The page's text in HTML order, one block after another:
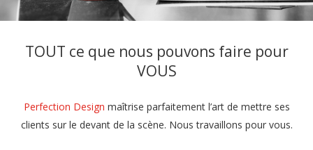
TOUT ce que nous pouvons faire pour
VOUS
Perfection Design maîtrise parfaitement l’art de mettre ses
clients sur le devant de la scène. Nous travaillons pour vous.